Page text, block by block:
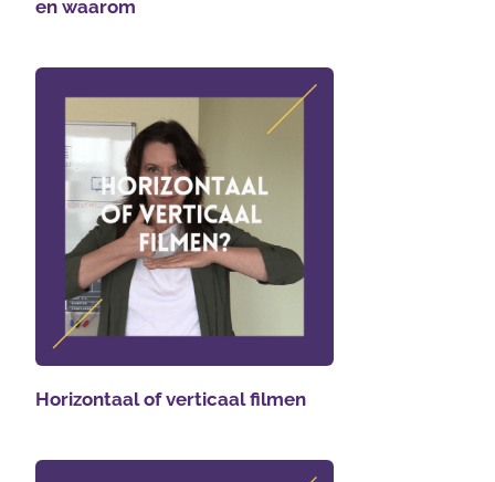
en waarom
Horizontaal of verticaal filmen